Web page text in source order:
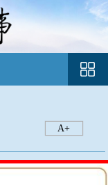
A+